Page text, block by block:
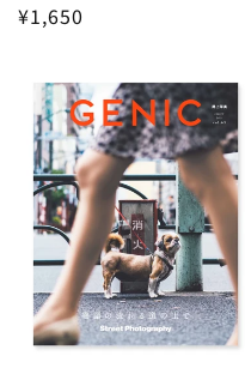
Regular
¥1,650